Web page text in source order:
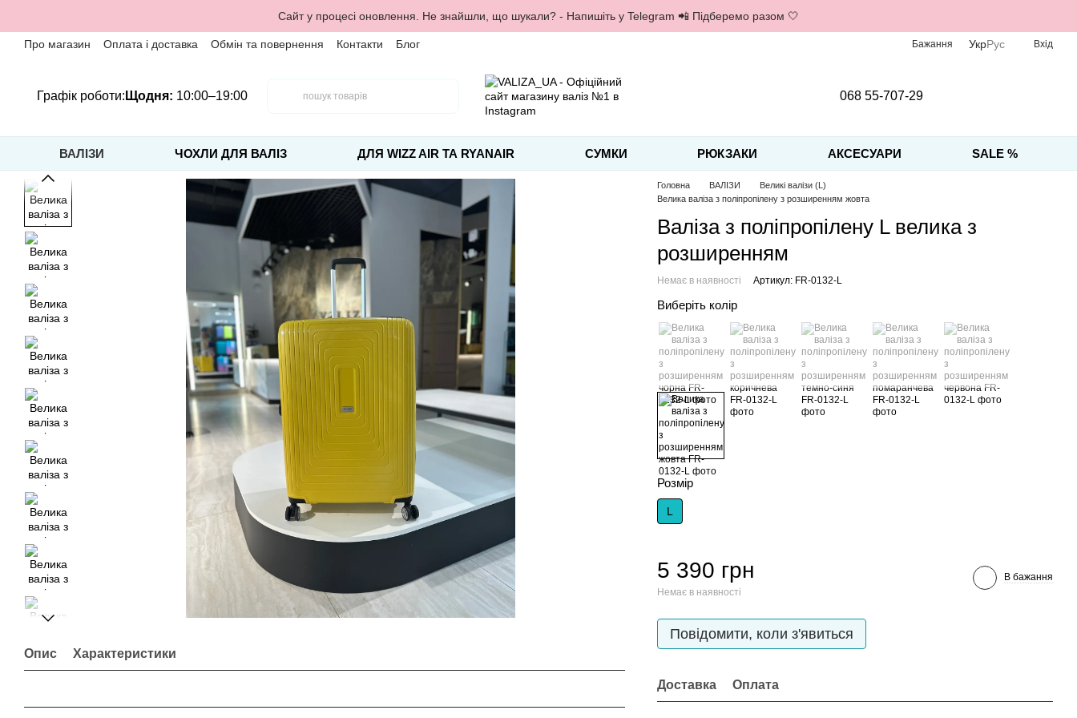
Сайт у процесі оновлення. Не знайшли, що шукали? - Напишіть у Telegram 📲 Підберемо разом 🤍
Про магазин Оплата і доставка Обмін та повернення Контакти Блог Бажання УкрРус Вхід
Графік роботи: Щодня: 10:00–19:00 068 55-707-29
ВАЛІЗИ ЧОХЛИ ДЛЯ ВАЛІЗ ДЛЯ WIZZ AIR ТА RYANAIR СУМКИ РЮКЗАКИ АКСЕСУАРИ SALE %
Опис Характеристики
Головна ВАЛІЗИ
Великі валізи (L)
Велика валіза з поліпропілену з розширенням жовта
Валіза з поліпропілену L велика з
розширенням
Немає в наявності Артикул: FR-0132-L
Виберіть колір
Розмір
L
5 390 грн
Немає в наявності
В бажання
Повідомити, коли з'явиться
Доставка Оплата